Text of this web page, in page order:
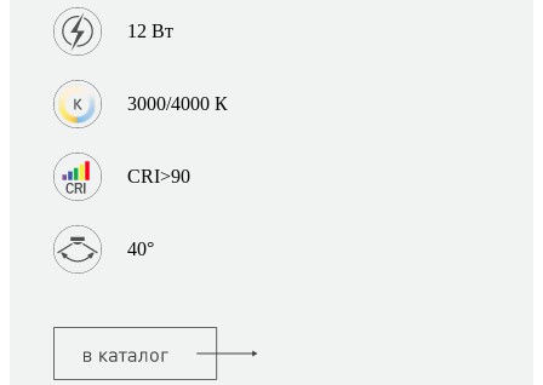
12 Вт
3000/4000 К
CRI>90
40°